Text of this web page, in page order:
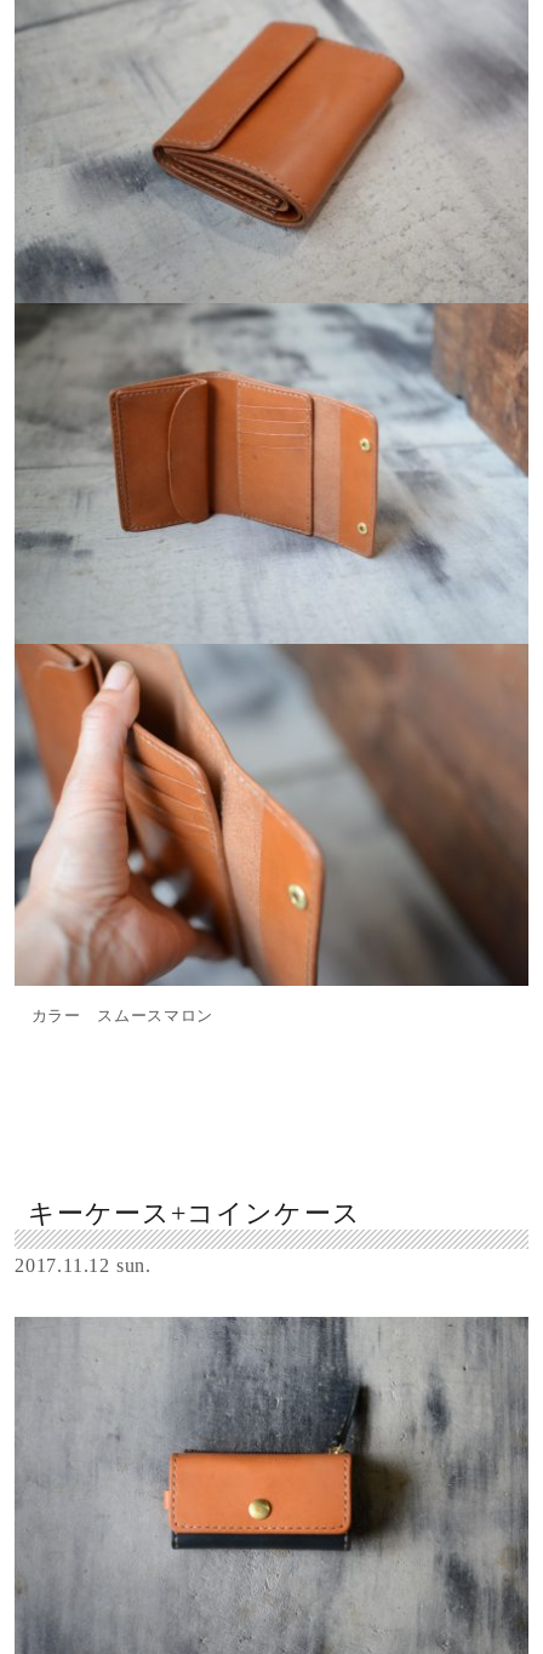
カラー スムースマロン
キーケース+コインケース
2017.11.12 sun.